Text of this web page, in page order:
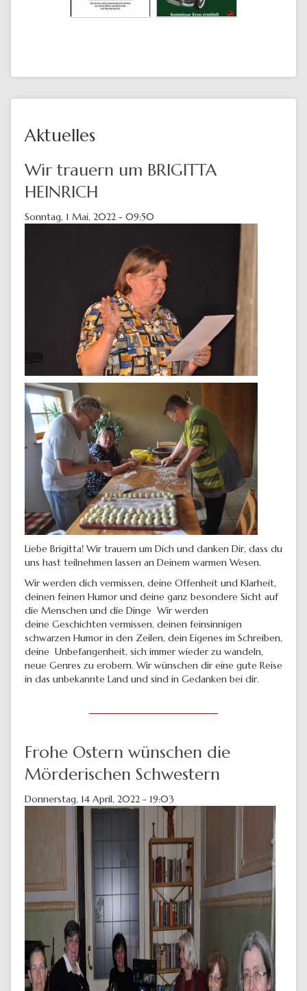
Aktuelles
Wir trauern um BRIGITTA
HEINRICH
Sonntag, 1 Mai, 2022 - 09:50
Liebe Brigitta! Wir trauern um Dich und danken Dir, dass du
uns hast teilnehmen lassen an Deinem warmen Wesen.
Wir werden dich vermissen, deine Offenheit und Klarheit,
deinen feinen Humor und deine ganz besondere Sicht auf
die Menschen und die Dinge Wir werden
deine Geschichten vermissen, deinen feinsinnigen
schwarzen Humor in den Zeilen, dein Eigenes im Schreiben,
deine Unbefangenheit, sich immer wieder zu wandeln,
neue Genres zu erobern. Wir wünschen dir eine gute Reise
in das unbekannte Land und sind in Gedanken bei dir.
Frohe Ostern wünschen die
Mörderischen Schwestern
Donnerstag, 14 April, 2022 - 19:03